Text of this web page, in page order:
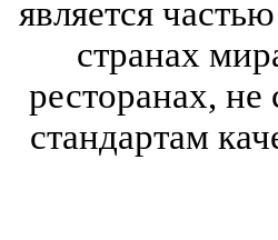
является
странах
ресторанах, не
стандартам